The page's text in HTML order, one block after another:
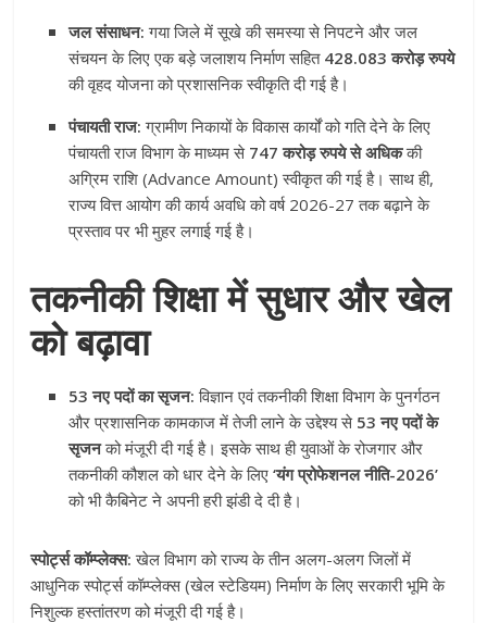
जल संसाधन: गया जिले में सूखे की समस्या से निपटने और जल
संचयन के लिए एक बड़े जलाशय निर्माण सहित 428.083 करोड़ रुपये
की वृहद योजना को प्रशासनिक स्वीकृति दी गई है।
पंचायती राज: ग्रामीण निकायों के विकास कार्यों को गति देने के लिए
पंचायती राज विभाग के माध्यम से 747 करोड़ रुपये से अधिककी
अग्रिम राशि (Advance Amount) स्वीकृत की गई है। साथ ही,
राज्य वित्त आयोग की कार्य अवधि को वर्ष 2026-27 तक बढ़ाने के
प्रस्ताव पर भी मुहर लगाई गई है।
तकनीकी शिक्षा में सुधार और खेल
को बढ़ावा
53 नए पदों का सृजन: विज्ञान एवं तकनीकी शिक्षा विभाग के पुनर्गठन
और प्रशासनिक कामकाज में तेजी लाने के उद्देश्य से 53 नए पदों के
सृजनको मंजूरी दी गई है। इसके साथ ही युवाओं के रोजगार और
तकनीकी कौशल को धार देने के लिए‘यंग प्रोफेशनल नीति-2026’
को भी कैबिनेट ने अपनी हरी झंडी दे दी है।
स्पोर्ट्स कॉम्प्लेक्स: खेल विभाग को राज्य के तीन अलग-अलग जिलों में
आधुनिक स्पोर्ट्स कॉम्प्लेक्स (खेल स्टेडियम) निर्माण के लिए सरकारी भूमि के
निशुल्क हस्तांतरण को मंजूरी दी गई है।